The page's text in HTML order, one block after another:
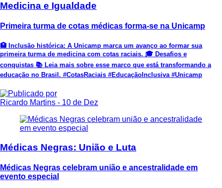
Medicina e Igualdade
Primeira turma de cotas médicas forma-se na Unicamp
🏥 Inclusão histórica: A Unicamp marca um avanço ao formar sua
primeira turma de medicina com cotas raciais. 🎓 Desafios e
conquistas 📚 Leia mais sobre esse marco que está transformando a
educação no Brasil. #CotasRaciais #EducaçãoInclusiva #Unicamp
Ricardo Martins - 10 de Dez
Médicas Negras: União e Luta
Médicas Negras celebram união e ancestralidade em
evento especial